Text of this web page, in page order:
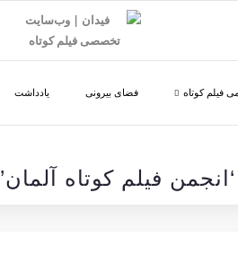
فیلم کوتاه فضای بیرونی یادداشت
فیلم کوتاه آلمان’